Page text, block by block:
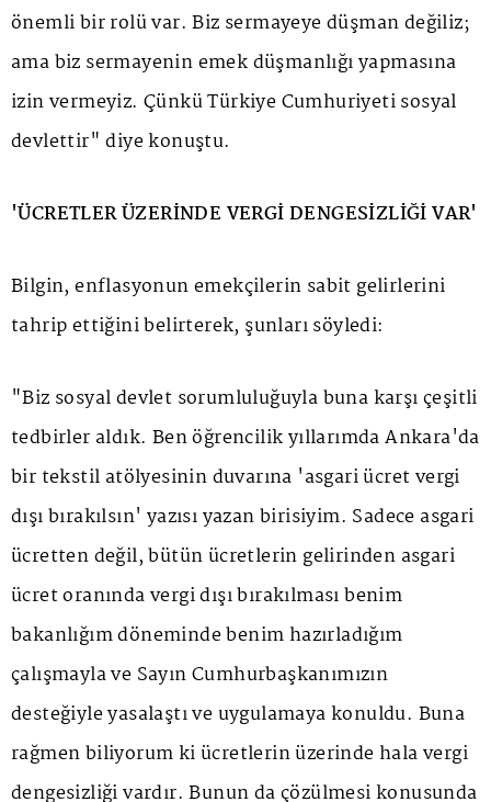
önemli bir rolü var. Biz sermayeye düşman değiliz;
ama biz sermayenin emek düşmanlığı yapmasına
izin vermeyiz. Çünkü Türkiye Cumhuriyeti sosyal
devlettir" diye konuştu.
'ÜCRETLER ÜZERİNDE VERGİ DENGESİZLİĞİ VAR'
Bilgin, enflasyonun emekçilerin sabit gelirlerini
tahrip ettiğini belirterek, şunları söyledi:
"Biz sosyal devlet sorumluluğuyla buna karşı çeşitli
tedbirler aldık. Ben öğrencilik yıllarımda Ankara'da
bir tekstil atölyesinin duvarına 'asgari ücret vergi
dışı bırakılsın' yazısı yazan birisiyim. Sadece asgari
ücretten değil, bütün ücretlerin gelirinden asgari
ücret oranında vergi dışı bırakılması benim
bakanlığım döneminde benim hazırladığım
çalışmayla ve Sayın Cumhurbaşkanımızın
desteğiyle yasalaştı ve uygulamaya konuldu. Buna
rağmen biliyorum ki ücretlerin üzerinde hala vergi
dengesizliği vardır. Bunun da çözülmesi konusunda